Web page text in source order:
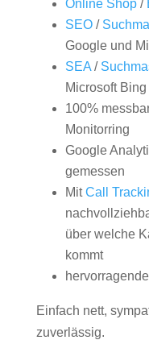
Online Shop/
SEO/
Google und
SEA/
Microsoft Bing
100%
Monitorring
Google
gemessen
MitCall
über welche
kommt
Einfach nett,
zuverlässig.